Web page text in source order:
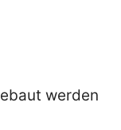
werden